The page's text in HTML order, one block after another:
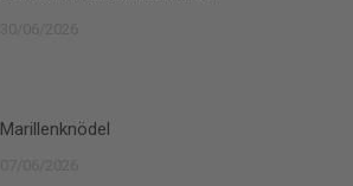
Marillenknödel